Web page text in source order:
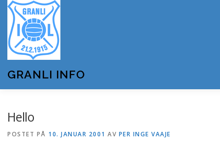
innhold
GRANLI INFO
Hello
POSTET PÅ 10. JANUAR 2001 AV PER INGE VAAJE